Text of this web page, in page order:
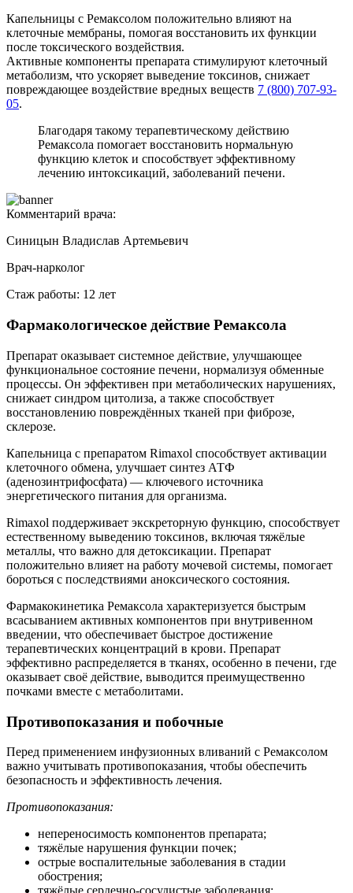
Капельницы с Ремаксолом положительно влияют на
клеточные мембраны, помогая восстановить их функции
после токсического воздействия.
Активные компоненты препарата стимулируют клеточный
метаболизм, что ускоряет выведение токсинов, снижает
повреждающее воздействие вредных веществ 7 (800) 707-93-
05.
Благодаря такому терапевтическому действию
Ремаксола помогает восстановить нормальную
функцию клеток и способствует эффективному
лечению интоксикаций, заболеваний печени.
Комментарий врача:
Синицын Владислав Артемьевич
Врач-нарколог
Стаж работы: 12 лет
Фармакологическое действие Ремаксола
Препарат оказывает системное действие, улучшающее
функциональное состояние печени, нормализуя обменные
процессы. Он эффективен при метаболических нарушениях,
снижает синдром цитолиза, а также способствует
восстановлению повреждённых тканей при фиброзе,
склерозе.
Капельница с препаратом Rimaxol способствует активации
клеточного обмена, улучшает синтез АТФ
(аденозинтрифосфата) — ключевого источника
энергетического питания для организма.
Rimaxol поддерживает экскреторную функцию, способствует
естественному выведению токсинов, включая тяжёлые
металлы, что важно для детоксикации. Препарат
положительно влияет на работу мочевой системы, помогает
бороться с последствиями аноксического состояния.
Фармакокинетика Ремаксола характеризуется быстрым
всасыванием активных компонентов при внутривенном
введении, что обеспечивает быстрое достижение
терапевтических концентраций в крови. Препарат
эффективно распределяется в тканях, особенно в печени, где
оказывает своё действие, выводится преимущественно
почками вместе с метаболитами.
Противопоказания и побочные
Перед применением инфузионных вливаний с Ремаксолом
важно учитывать противопоказания, чтобы обеспечить
безопасность и эффективность лечения.
Противопоказания:
непереносимость компонентов препарата;
тяжёлые нарушения функции почек;
острые воспалительные заболевания в стадии
обострения;